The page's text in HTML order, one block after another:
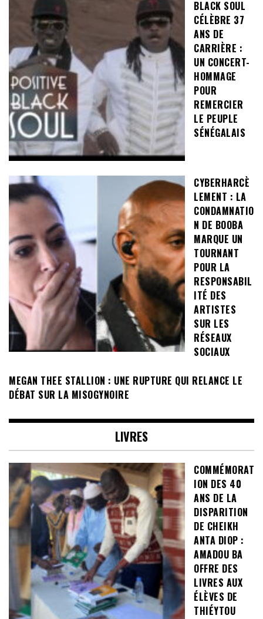
BLACK SOUL
CÉLÈBRE 37
ANS DE
CARRIÈRE :
UN CONCERT-
HOMMAGE
POUR
REMERCIER
LE PEUPLE
SÉNÉGALAIS
CYBERHARCÈ
LEMENT : LA
CONDAMNATIO
N DE BOOBA
MARQUE UN
TOURNANT
POUR LA
RESPONSABIL
ITÉ DES
ARTISTES
SUR LES
RÉSEAUX
SOCIAUX
MEGAN THEE STALLION : UNE RUPTURE QUI RELANCE LE
DÉBAT SUR LA MISOGYNOIRE
LIVRES
COMMÉMORAT
ION DES 40
ANS DE LA
DISPARITION
DE CHEIKH
ANTA DIOP :
AMADOU BA
OFFRE DES
LIVRES AUX
ÉLÈVES DE
THIÉYTOU